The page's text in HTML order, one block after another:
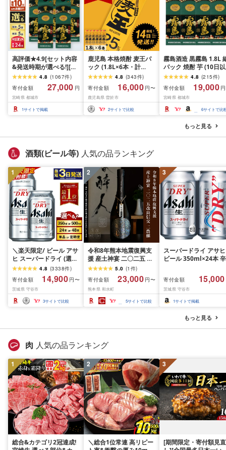
高評価★4.9[セット内容
&発送時期が選べる!][霧
島酒造]黒霧島パック(25
度)1.8L×5本 - 芋焼酎 霧
島酒造 黒霧島セット / ウ
ィルキンソン炭酸水セッ
ト お湯割り/水割り/ロッ
4.8 (1067件)
寄付金額
27,000 円
宮崎県 都城市
1サイトで掲載
鹿児島 本格焼酎 麦王パ
ック (1.8L×6本・計
10.8L) 焼酎セット [岩川
醸造]A393-v02
4.8 (343件)
寄付金額
16,000 円〜
鹿児島県 曽於市
2サイトで比較
霧島酒造 黒霧島 1.8L
パック 焼酎 芋 (10日以
内発送, 20度, 4本)
4.8 (215件)
寄付金額
19,000
宮崎県 都城市
6サイトで比
もっと見る
酒類(ビール等) 人気の品ランキング
1
＼楽天限定/ ビール アサ
ヒ スーパードライ (選べ
る 350ml 500ml / 24本
48本 / 単品 2ヶ月〜12ヶ
月定期便 12ヶ月定期便)
楽天フェスタ 期間限定|
最短3日発送 アサヒビー
ル お酒 アルコール
谷市 高評価★4.67
4.8 (3338件)
寄付金額
14,900 円〜
茨城県 守谷市
3サイトで比較
2
令和8年熊本地震復興支
援 産土神宴 二〇二五 改
良信交 | 二農醸 1本 | 熊
本県 和水町 くまもと な
ごみまち なごみ 産土 米
お酒 酒 地酒 花の香酒造
5.0 (1 件)
寄付金額
23,000 円〜
熊本県 和水町
5サイトで比較
3
スーパードライ アサヒ
ビール 350ml×24本 辛
寄付金額 15,000
茨城県 守谷市
1サイトで掲載
もっと見る
肉 人気の品ランキング
1
総合&カテゴリ2冠達成!
2
＼総合1位常連 高リピー
3
[期間限定・寄付額見直